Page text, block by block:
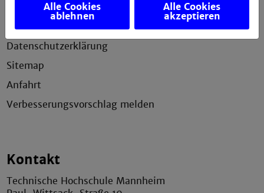
Impressum
Erklärung zur Barrierefreiheit
Datenschutzerklärung
Sitemap
Anfahrt
Verbesserungsvorschlag melden
Kontakt
Technische Hochschule Mannheim
Alle Cookies
ablehnen
Alle Cookies
akzeptieren